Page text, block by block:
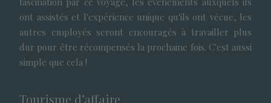
ont assistés et l'expérience unique qu'ils ont vécue, les
autres employés seront encouragés à travailler plus
dur pour être récompensés la prochaine fois. C'est aussi
simple que cela !
Tourisme d’affaire